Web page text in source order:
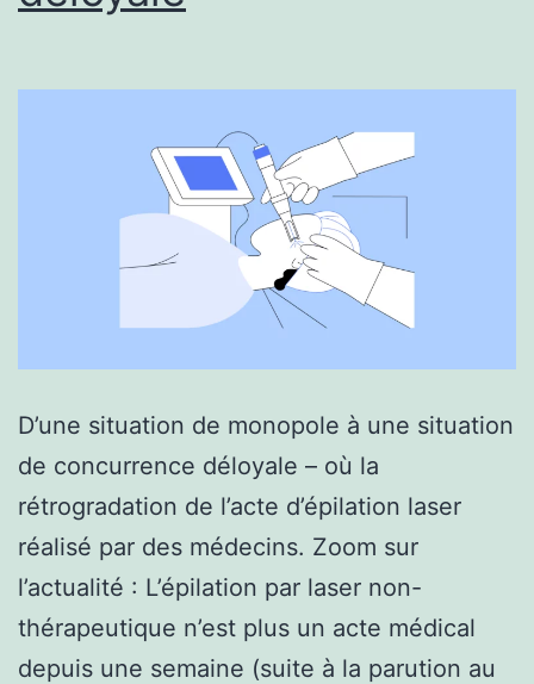
D’une situation de monopole à une situation
de concurrence déloyale – où la
rétrogradation de l’acte d’épilation laser
réalisé par des médecins. Zoom sur
l’actualité : L’épilation par laser non-
thérapeutique n’est plus un acte médical
depuis une semaine (suite à la parution au